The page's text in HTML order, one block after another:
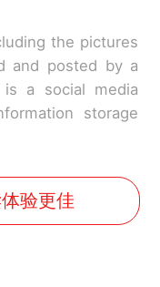
the pictures
and posted by a
a social media
storage
验更佳